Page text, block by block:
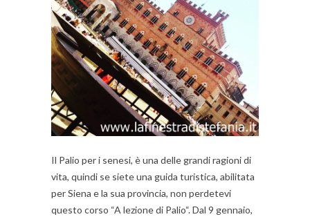
Il Palio per i senesi, è una delle grandi ragioni di
vita, quindi se siete una guida turistica, abilitata
per Siena e la sua provincia, non perdetevi
questo corso “A lezione di Palio“. Dal 9 gennaio,